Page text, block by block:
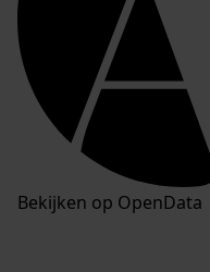
Bekijken op OpenData